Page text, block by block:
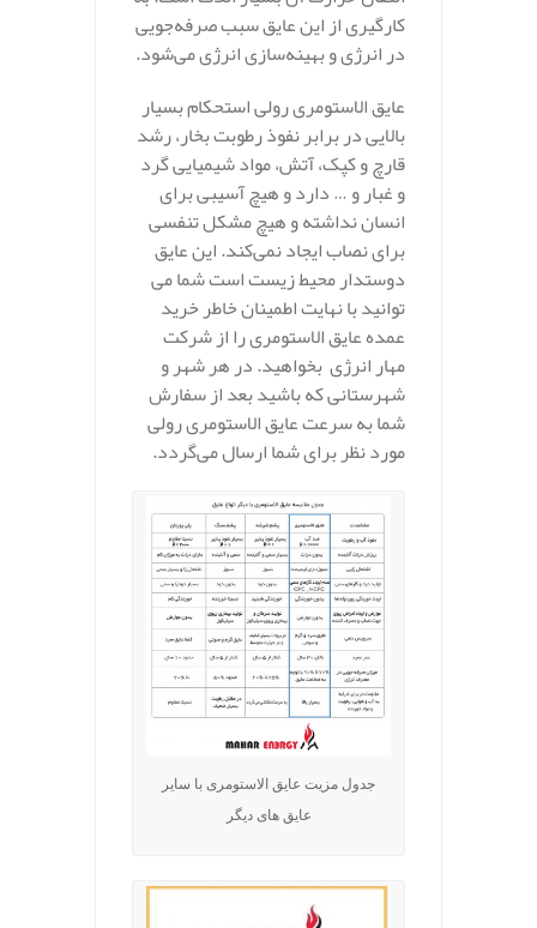
کارگیری از این عایق سبب صرفه‌جویی
در انرژی و بهینه‌سازی انرژی می‌شود.
عایق الاستومری رولی استحکام بسیار
بالایی در برابر نفوذ رطوبت بخار، رشد
قارچ و کپک، آتش، مواد شیمیایی گرد
و غبار و … دارد و هیچ آسیبی برای
انسان نداشته و هیچ مشکل تنفسی
برای نصاب ایجاد نمی‌کند. این عایق
دوستدار محیط زیست است شما می
توانید با نهایت اطمینان خاطر خرید
عمده عایق الاستومری را از شرکت
مهار انرژی بخواهید. در هر شهر و
شهرستانی که باشید بعد از سفارش
شما به سرعت عایق الاستومری رولی
مورد نظر برای شما ارسال می‌گردد.
جدول مزیت عایق الاستومری با سایر
عایق های دیگر